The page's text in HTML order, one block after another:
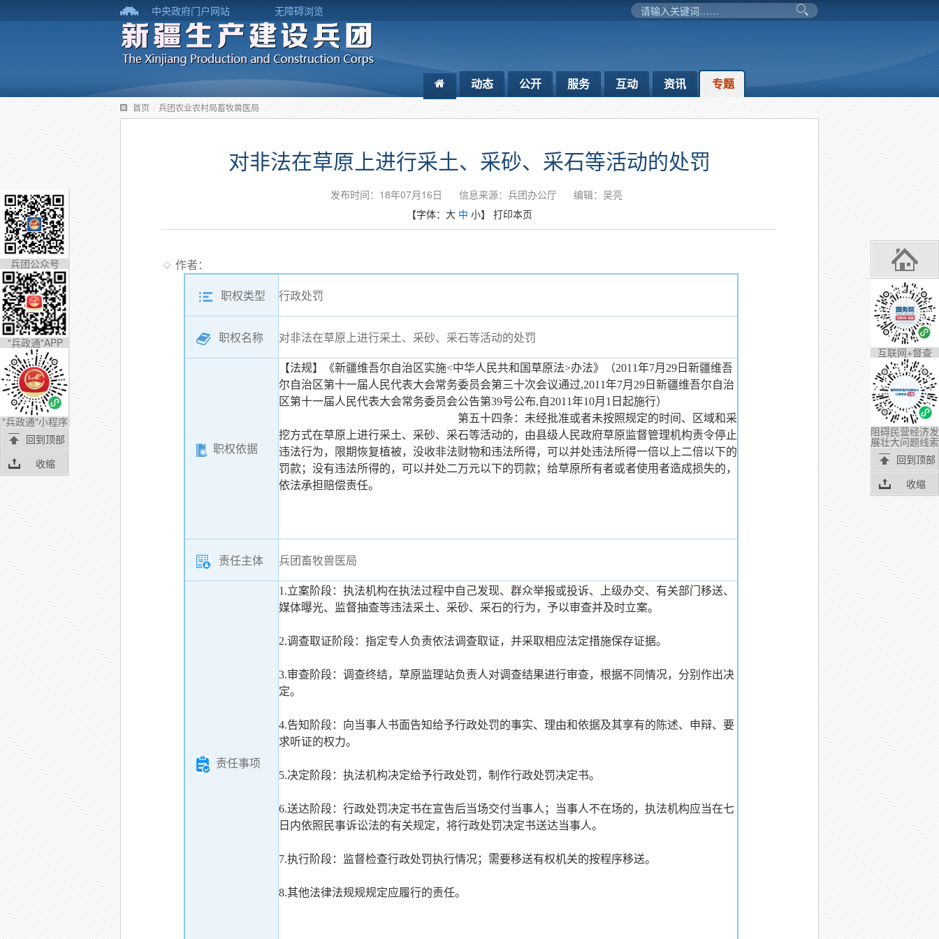
中央政府门户网站 无障碍浏览
动态 公开 服务 互动 资讯 专题
首页 / 兵团农业农村局畜牧兽医局
对非法在草原上进行采土、采砂、采石等活动的处罚
发布时间：18年07月16日 信息来源：兵团办公厅
编辑：吴亮
【字体： 大 中 小】 打印本页
作者：
职权类型 行政处罚
职权名称 对非法在草原上进行采土、采砂、采石等活动的处罚
职权依据
【法规】《新疆维吾尔自治区实施<中华人民共和国草原法>办法》（2011年7月29日新疆维吾
尔自治区第十一届人民代表大会常务委员会第三十次会议通过,2011年7月29日新疆维吾尔自治
区第十一届人民代表大会常务委员会公告第39号公布,自2011年10月1日起施行）
第五十四条：未经批准或者未按照规定的时间、区域和采
挖方式在草原上进行采土、采砂、采石等活动的，由县级人民政府草原监督管理机构责令停止
违法行为，限期恢复植被，没收非法财物和违法所得，可以并处违法所得一倍以上二倍以下的
罚款；没有违法所得的，可以并处二万元以下的罚款；给草原所有者或者使用者造成损失的，
依法承担赔偿责任。
责任主体 兵团畜牧兽医局
责任事项
1.立案阶段：执法机构在执法过程中自己发现、群众举报或投诉、上级办交、有关部门移送、
媒体曝光、监督抽查等违法采土、采砂、采石的行为，予以审查并及时立案。
2.调查取证阶段：指定专人负责依法调查取证，并采取相应法定措施保存证据。
3.审查阶段：调查终结，草原监理站负责人对调查结果进行审查，根据不同情况，分别作出决
定。
4.告知阶段：向当事人书面告知给予行政处罚的事实、理由和依据及其享有的陈述、申辩、要
求听证的权力。
5.决定阶段：执法机构决定给予行政处罚，制作行政处罚决定书。
6.送达阶段：行政处罚决定书在宣告后当场交付当事人；当事人不在场的，执法机构应当在七
日内依照民事诉讼法的有关规定，将行政处罚决定书送达当事人。
7.执行阶段：监督检查行政处罚执行情况；需要移送有权机关的按程序移送。
8.其他法律法规规规定应履行的责任。
互联网+督查
阻碍民营经济发
展壮大问题线索
回到顶部
收缩
兵团公众号
"兵政通"APP
"兵政通"小程序
回到顶部
收缩